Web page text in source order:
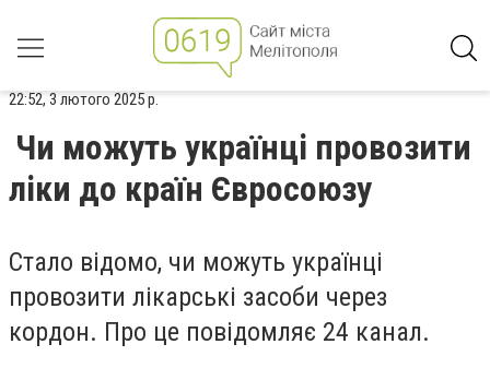
22:52, 3 лютого 2025 р.
Чи можуть українці провозити
ліки до країн Євросоюзу
Стало відомо, чи можуть українці
провозити лікарські засоби через
кордон. Про це повідомляє 24 канал.